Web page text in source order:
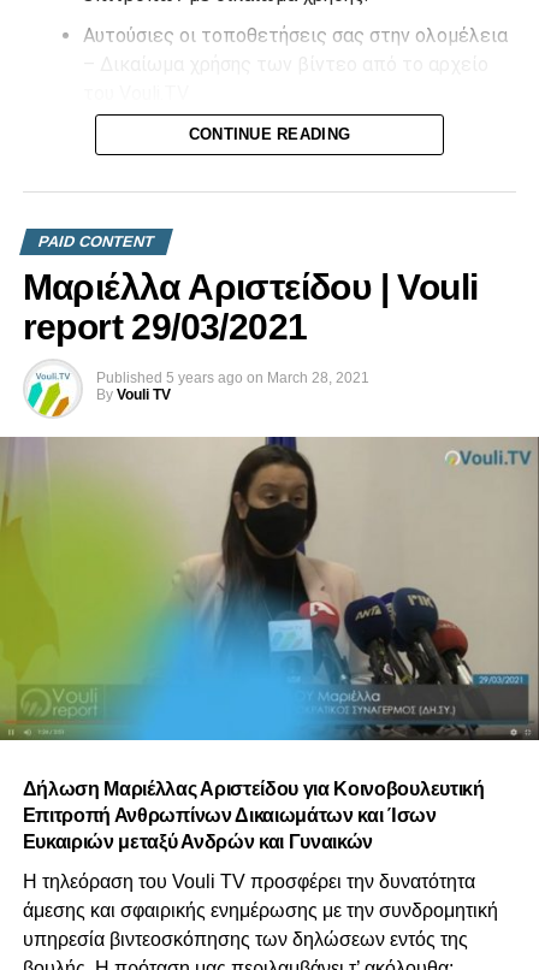
Αυτούσιες οι τοποθετήσεις σας στην ολομέλεια
Επικοινωνήστε μαζί μας στοinfo@vouli.tv
CONTINUE READING
PAID CONTENT
Μαριέλλα Αριστείδου | Vouli
report 29/03/2021
Published 5 years ago on March 28, 2021
By Vouli TV
Δήλωση Μαριέλλας Αριστείδου για Κοινοβουλευτική
Επιτροπή Ανθρωπίνων Δικαιωμάτων και Ίσων
Ευκαιριών μεταξύ Ανδρών και Γυναικών
Η τηλεόραση του Vouli TV προσφέρει την δυνατότητα
άμεσης και σφαιρικής ενημέρωσης με την συνδρομητική
υπηρεσία βιντεοσκόπησης των δηλώσεων εντός της